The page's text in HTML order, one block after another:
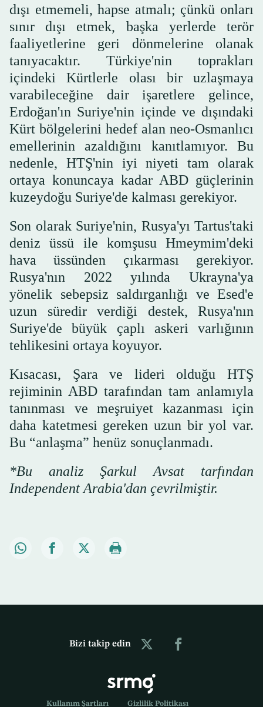
dışı etmemeli, hapse atmalı; çünkü onları
sınır dışı etmek, başka yerlerde terör
faaliyetlerine geri dönmelerine olanak
tanıyacaktır. Türkiye'nin toprakları
içindeki Kürtlerle olası bir uzlaşmaya
varabileceğine dair işaretlere gelince,
Erdoğan'ın Suriye'nin içinde ve dışındaki
Kürt bölgelerini hedef alan neo-Osmanlıcı
emellerinin azaldığını kanıtlamıyor. Bu
nedenle, HTŞ'nin iyi niyeti tam olarak
ortaya konuncaya kadar ABD güçlerinin
kuzeydoğu Suriye'de kalması gerekiyor.
Son olarak Suriye'nin, Rusya'yı Tartus'taki
deniz üssü ile komşusu Hmeymim'deki
hava üssünden çıkarması gerekiyor.
Rusya'nın 2022 yılında Ukrayna'ya
yönelik sebepsiz saldırganlığı ve Esed'e
uzun süredir verdiği destek, Rusya'nın
Suriye'de büyük çaplı askeri varlığının
tehlikesini ortaya koyuyor.
Kısacası, Şara ve lideri olduğu HTŞ
rejiminin ABD tarafından tam anlamıyla
tanınması ve meşruiyet kazanması için
daha katetmesi gereken uzun bir yol var.
Bu “anlaşma” henüz sonuçlanmadı.
*Bu analiz Şarkul Avsat tarfından
Independent Arabia'dan çevrilmiştir.
Bizi takip edin
Kullanım Şartları Gizlilik Politikası